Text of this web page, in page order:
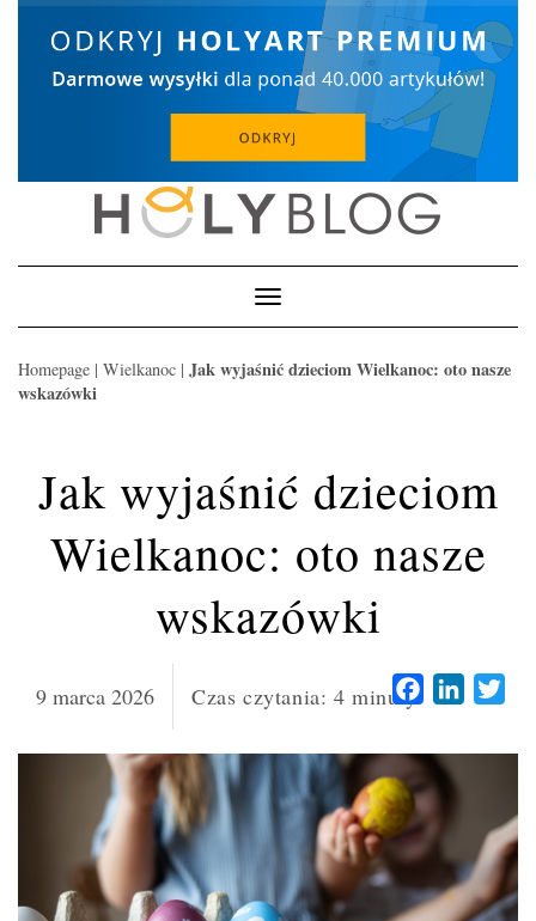
Toggle
Navigation
Homepage | Wielkanoc | Jak wyjaśnić dzieciom Wielkanoc: oto nasze
wskazówki
Jak wyjaśnić dzieciom
Wielkanoc: oto nasze
wskazówki
9 marca 2026 Czas czytania: 4 minuty Facebook